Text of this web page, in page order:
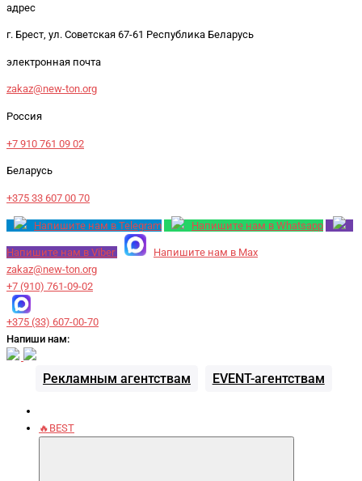
адрес
г. Брест, ул. Советская 67-61 Республика Беларусь
электронная почта
zakaz@new-ton.org
Россия
+7 910 761 09 02
Беларусь
+375 33 607 00 70
Напишите нам в Telegram Напишите нам в Whatsapp
Напишите нам в Viber
Напишите нам в Max
zakaz@new-ton.org
+7 (910) 761-09-02
+375 (33) 607-00-70
Напиши нам:
Рекламным агентствам EVENT-агентствам
🔥BEST